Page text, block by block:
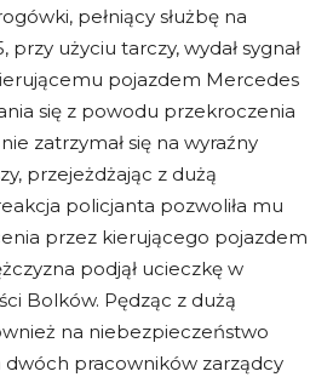
pełniący służbę na
użyciu tarczy, wydał sygnał
pojazdem Mercedes
się z powodu przekroczenia
zatrzymał się na wyraźny
przejeżdżając z dużą
policjanta pozwoliła mu
przez kierującego pojazdem
podjął ucieczkę w
Bolków. Pędząc z dużą
na niebezpieczeństwo
dwóch pracowników zarządcy